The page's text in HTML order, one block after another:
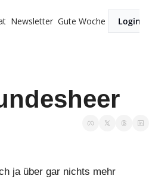
Newsletter Gute Woche Login
ja über gar nichts mehr